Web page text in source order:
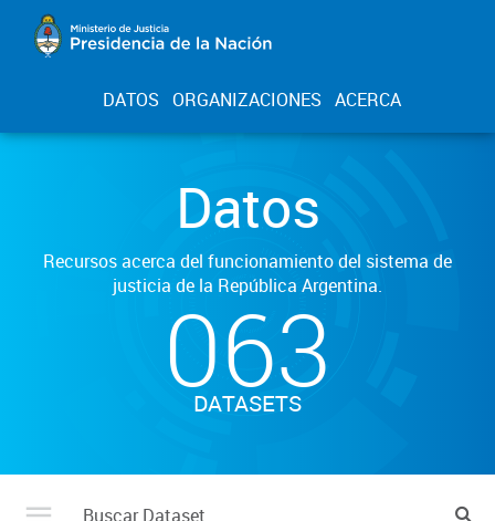
DATOS ORGANIZACIONES ACERCA
Datos
Recursos acerca del funcionamiento del sistema de
justicia de la República Argentina.
063
DATASETS